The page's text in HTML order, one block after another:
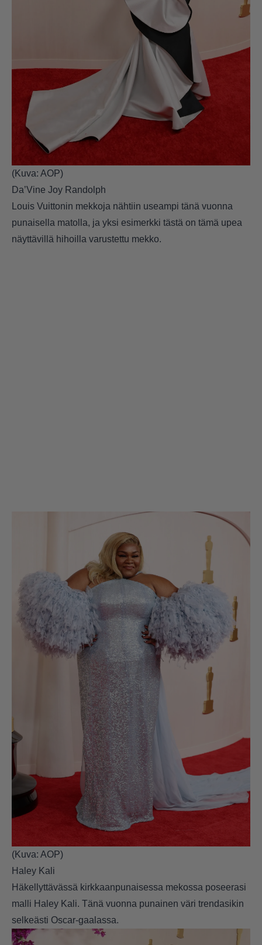
(Kuva: AOP)
Da’Vine Joy Randolph
Louis Vuittonin mekkoja nähtiin useampi tänä vuonna
punaisella matolla, ja yksi esimerkki tästä on tämä upea
näyttävillä hihoilla varustettu mekko.
(Kuva: AOP)
Haley Kali
Häkellyttävässä kirkkaanpunaisessa mekossa poseerasi
malli Haley Kali. Tänä vuonna punainen väri trendasikin
selkeästi Oscar-gaalassa.